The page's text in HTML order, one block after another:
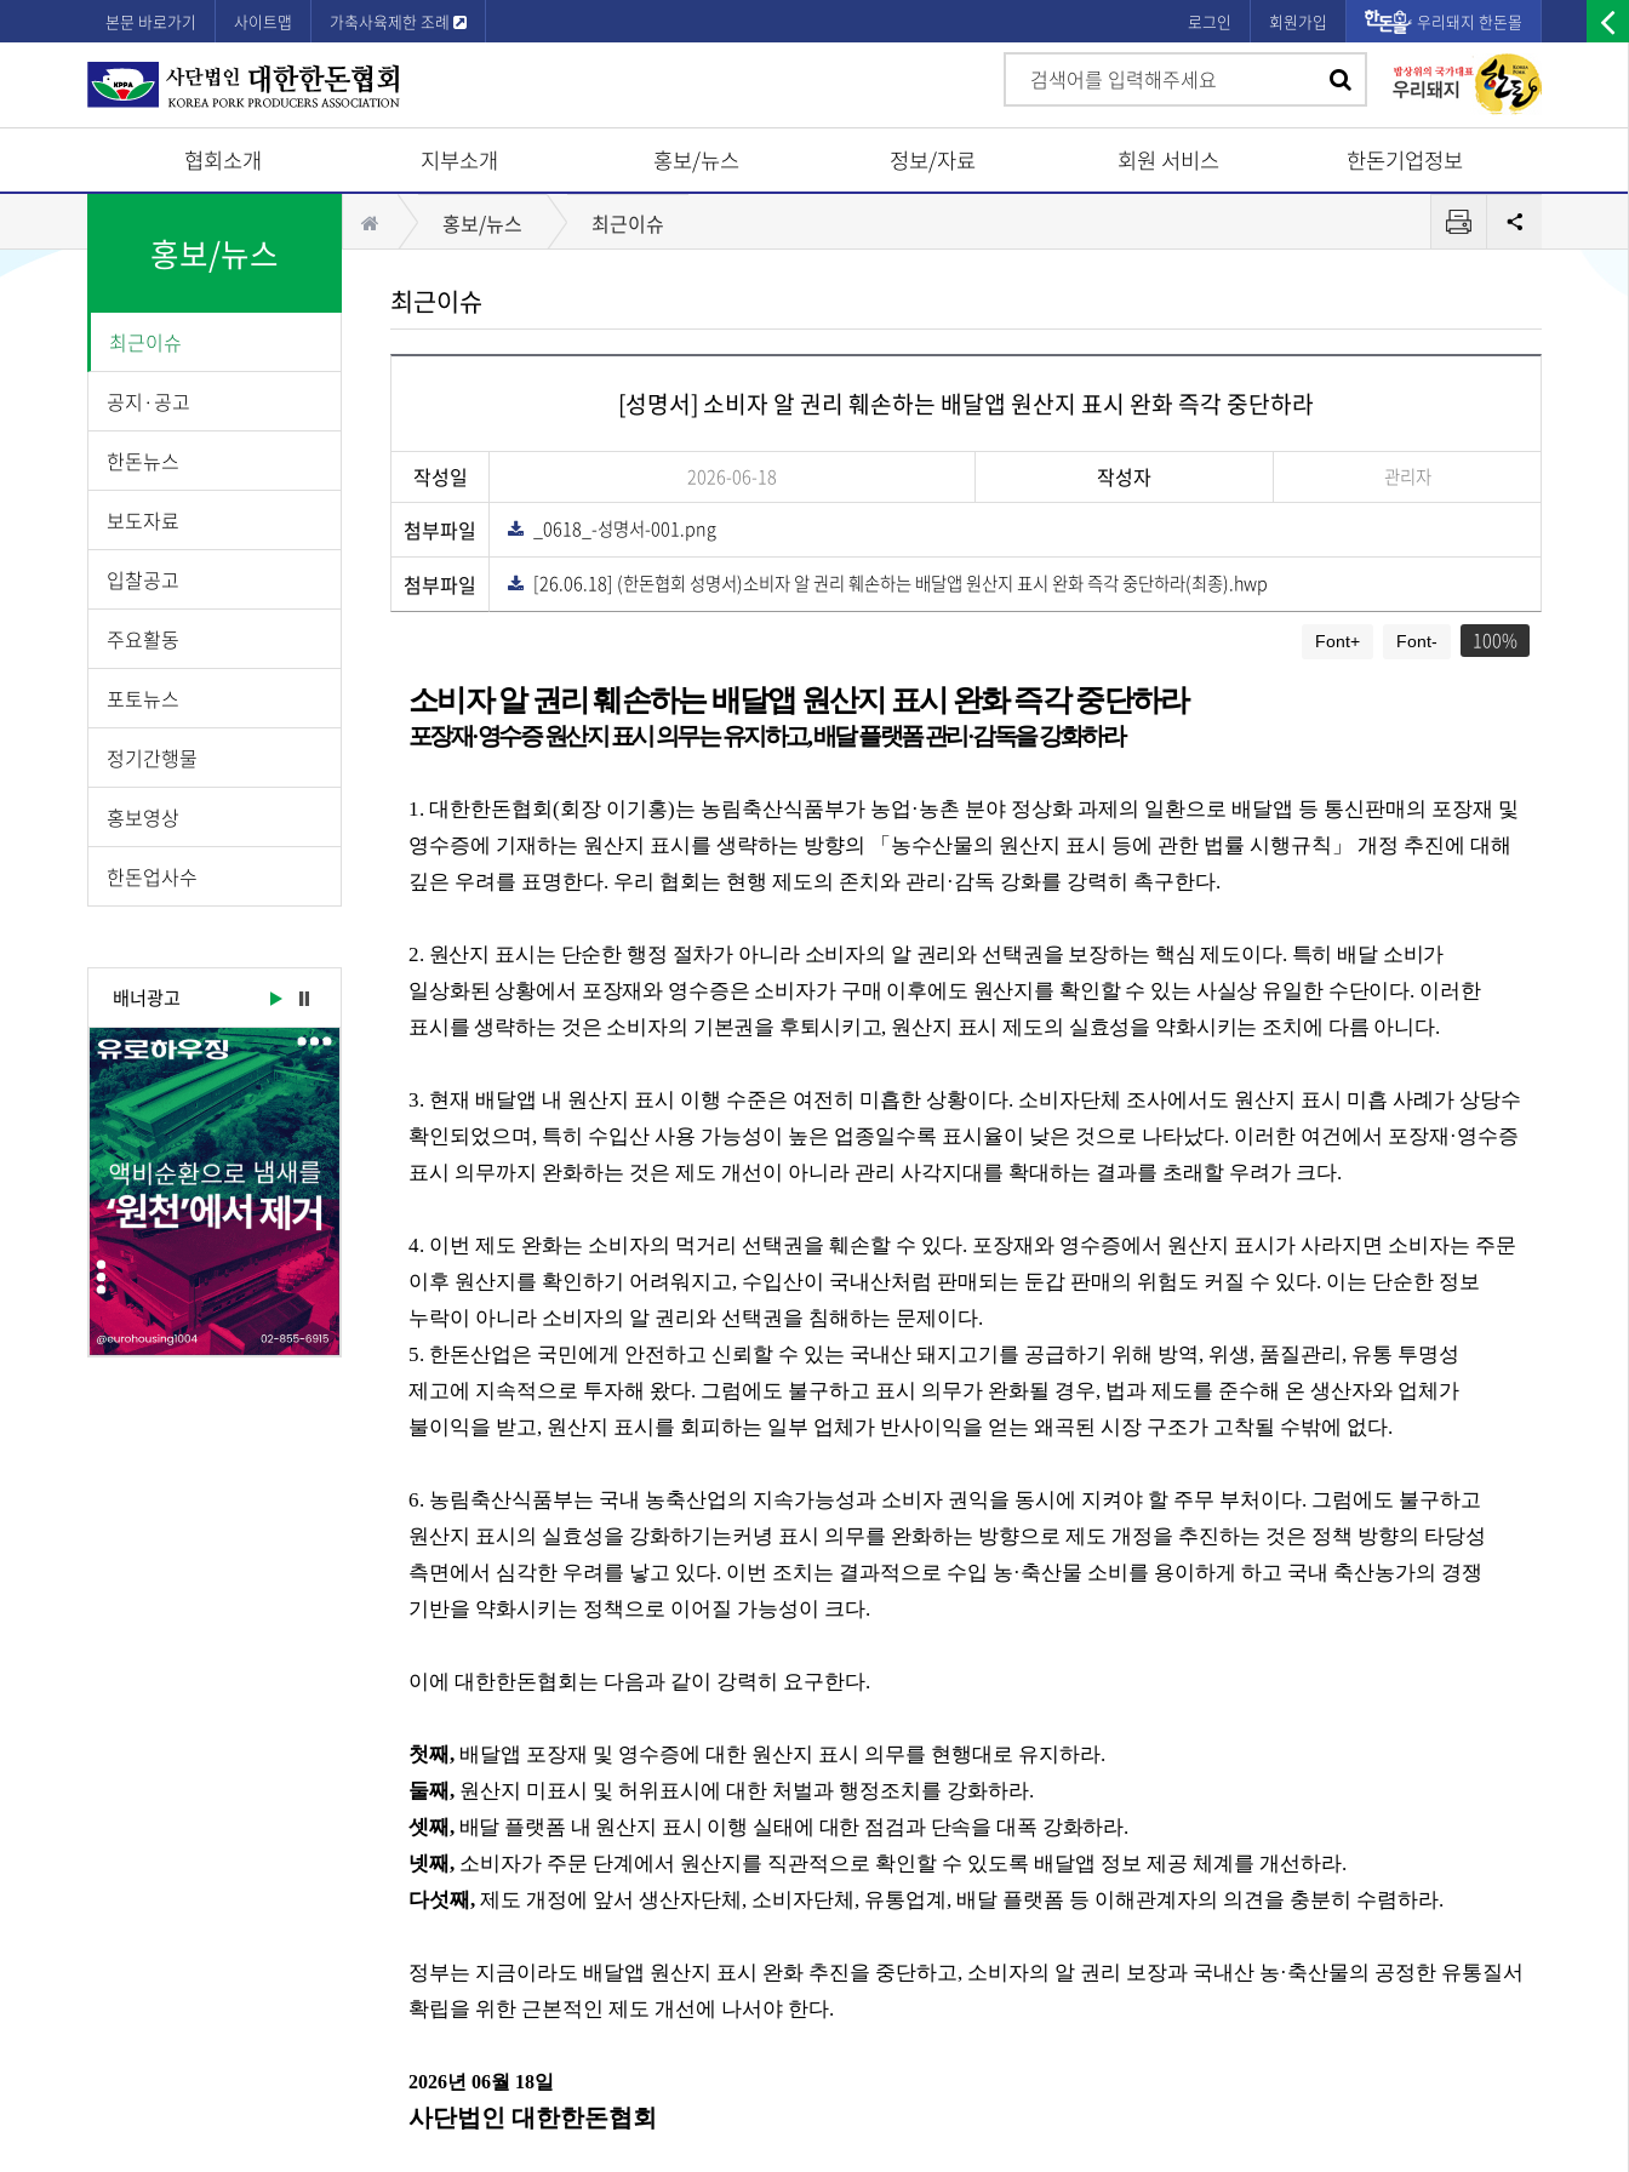
본문 바로가기 사이트맵 가축사육제한 조례 로그인 회원가입 우리돼지 한돈몰
우
광
배
너
색
협회소개 지부소개 홍보/뉴스 정보/자료 회원 서비스 한돈기업정보
단
바
메
뉴
홍보/뉴스 최근이슈
프
린
공
유
홍보/뉴스
최근이슈
공지·공고
한돈뉴스
보도자료
입찰공고
주요활동
포토뉴스
정기간행물
홍보영상
한돈업사수
배너광고
최근이슈
[성명서] 소비자 알 권리 훼손하는 배달앱 원산지 표시 완화 즉각 중단하라
작성일 2026-06-18 작성자 관리자
첨부파일
다
로
드
_0618_-성명서-001.png
첨부파일
다
운
로
[26.06.18] (한돈협회 성명서)소비자 알 권리 훼손하는 배달앱 원산지 표시 완화 즉각 중단하라(최종).hwp
100
Font+ Font-
소비자 알 권리 훼손하는 배달앱 원산지 표시 완화 즉각 중단하라
포장재·영수증 원산지 표시 의무는 유지하고,배달 플랫폼 관리 ·감독을 강화하라
1. 대한한돈협회(회장 이기홍)는 농림축산식품부가 농업 ·농촌 분야 정상화 과제의 일환으로 배달앱 등 통신판매의 포장재 및
영수증에 기재하는 원산지 표시를 생략하는 방향의
「 농수산물의 원산지 표시 등에 관한 법률 시행규칙 」 개정 추진에 대해
깊은 우려를 표명한다. 우리 협회는 현행 제도의 존치와 관리 ·감독 강화를 강력히 촉구한다.
2. 원산지 표시는 단순한 행정 절차가 아니라 소비자의 알 권리와 선택권을 보장하는 핵심 제도이다. 특히 배달 소비가
일상화된 상황에서 포장재와 영수증은 소비자가 구매 이후에도 원산지를 확인할 수 있는 사실상 유일한 수단이다. 이러한
표시를 생략하는 것은 소비자의 기본권을 후퇴시키고, 원산지 표시 제도의 실효성을 약화시키는 조치에 다름 아니다.
3. 현재 배달앱 내 원산지 표시 이행 수준은 여전히 미흡한 상황이다. 소비자단체 조사에서도 원산지 표시 미흡 사례가 상당수
확인되었으며 , 특히 수입산 사용 가능성이 높은 업종일수록 표시율이 낮은 것으로 나타났다. 이러한 여건에서 포장재 ·영수증
표시 의무까지 완화하는 것은 제도 개선이 아니라 관리 사각지대를 확대하는 결과를 초래할 우려가 크다.
4. 이번 제도 완화는 소비자의 먹거리 선택권을 훼손할 수 있다. 포장재와 영수증에서 원산지 표시가 사라지면 소비자는 주문
이후 원산지를 확인하기 어려워지고, 수입산이 국내산처럼 판매되는 둔갑 판매의 위험도 커질 수 있다. 이는 단순한 정보
누락이 아니라 소비자의 알 권리와 선택권을 침해하는 문제이다.
5. 한돈산업은 국민에게 안전하고 신뢰할 수 있는 국내산 돼지고기를 공급하기 위해 방역, 위생, 품질관리 , 유통 투명성
제고에 지속적으로 투자해 왔다. 그럼에도 불구하고 표시 의무가 완화될 경우, 법과 제도를 준수해 온 생산자와 업체가
불이익을 받고, 원산지 표시를 회피하는 일부 업체가 반사이익을 얻는 왜곡된 시장 구조가 고착될 수밖에 없다.
6. 농림축산식품부는 국내 농축산업의 지속가능성과 소비자 권익을 동시에 지켜야 할 주무 부처이다. 그럼에도 불구하고
원산지 표시의 실효성을 강화하기는커녕 표시 의무를 완화하는 방향으로 제도 개정을 추진하는 것은 정책 방향의 타당성
측면에서 심각한 우려를 낳고 있다. 이번 조치는 결과적으로 수입 농·축산물 소비를 용이하게 하고 국내 축산농가의 경쟁
기반을 약화시키는 정책으로 이어질 가능성이 크다.
이에 대한한돈협회는 다음과 같이 강력히 요구한다.
첫째, 배달앱 포장재 및 영수증에 대한 원산지 표시 의무를 현행대로 유지하라.
둘째, 원산지 미표시 및 허위표시에 대한 처벌과 행정조치를 강화하라.
셋째, 배달 플랫폼 내 원산지 표시 이행 실태에 대한 점검과 단속을 대폭 강화하라.
넷째, 소비자가 주문 단계에서 원산지를 직관적으로 확인할 수 있도록 배달앱 정보 제공 체계를 개선하라.
다섯째, 제도 개정에 앞서 생산자단체 , 소비자단체 , 유통업계 , 배달 플랫폼 등 이해관계자의 의견을 충분히 수렴하라.
정부는 지금이라도 배달앱 원산지 표시 완화 추진을 중단하고, 소비자의 알 권리 보장과 국내산 농·축산물의 공정한 유통질서
확립을 위한 근본적인 제도 개선에 나서야 한다.
2026년 06월 18일
사단법인 대한한돈협회